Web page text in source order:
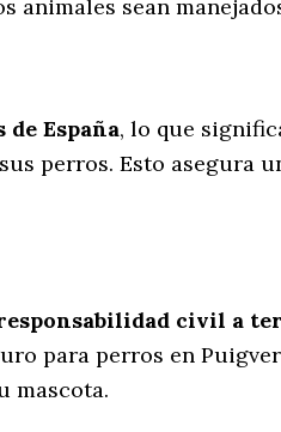
sean
España, lo que
perros. Esto asegura
civil a
para perros en
mascota.